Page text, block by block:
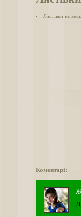
Листівки на
Коментарі: